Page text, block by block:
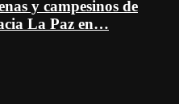
y campesinos de
La Paz en…